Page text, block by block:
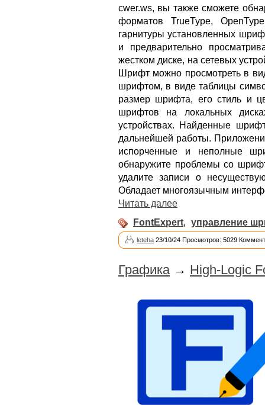
cwer.ws, вы также сможете
форматов TrueType,
гарнитуры установленных
и предварительно
жестком диске, на сетевых
Шрифт можно просмотреть в
шрифтом, в виде таблицы
размер шрифта, его стиль и
шрифтов на локальных
устройствах. Найденные
дальнейшей работы.
испорченные и неполные
обнаружите проблемы со
удалите записи о
Обладает многоязычным
Читать далее
FontExpert, управление
leteha 23/10/24 Просмотров: 5029
Графика → High-Logic